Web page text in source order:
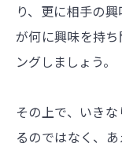
り、更に相手の
が何に興味を持
ングしましょう。
その上で、いき
るのではなく、